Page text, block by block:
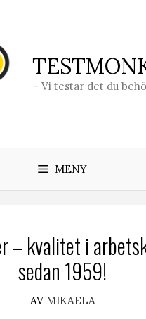
– Vi testar det du
MENY
– kvalitet i
sedan 1959!
AV MIKAELA